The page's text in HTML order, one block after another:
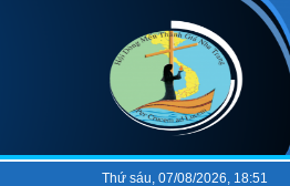
Thứ sáu, 07/08/2026, 18:51